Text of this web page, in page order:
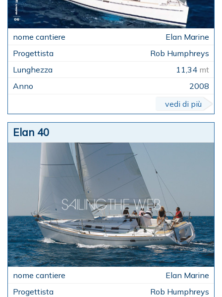
Elan Marine
Rob Humphreys
11,34 mt
2008
vedi di più
Elan 40
Elan Marine
Rob Humphreys